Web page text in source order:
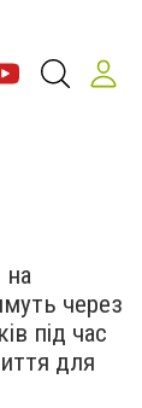
на
через
під час
для